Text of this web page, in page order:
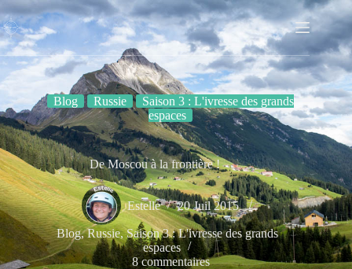
Passer
au
contenu
Blog Russie
Saison 3 : L'ivresse des grands
espaces
De Moscou à la frontière !
Estelle 20 Juil 2015
Blog,Russie,Saison 3 : L'ivresse des grands
espaces
8 commentaires